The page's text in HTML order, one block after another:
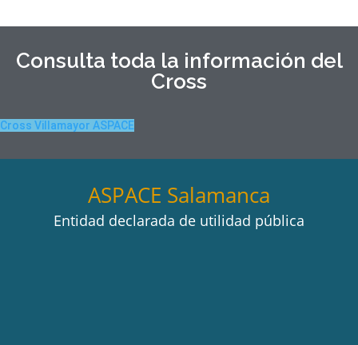
Consulta toda la información del
Cross
Cross Villamayor ASPACE
ASPACE Salamanca
Entidad declarada de utilidad pública